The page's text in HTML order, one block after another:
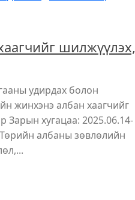
шилжүүлэх,
удирдах болон
жинхэнэ албан хаагчийг
Зарын хугацаа: 2025.06.14-
албаны зөвлөлийн